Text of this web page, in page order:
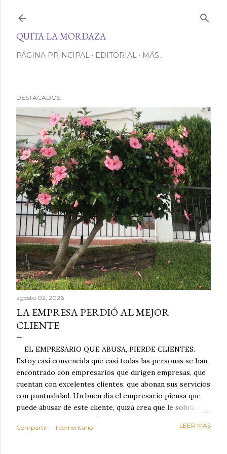
QUITA LA MORDAZA
PÁGINA PRINCIPAL EDITORIAL MÁS…
DESTACADOS
agosto 02, 2026
LA EMPRESA PERDIÓ AL MEJOR
CLIENTE
EL EMPRESARIO QUE ABUSA, PIERDE CLIENTES.
Estoy casi convencida que casi todas las personas se han
encontrado con empresarios que dirigen empresas, que
cuentan con excelentes clientes, que abonan sus servicios
con puntualidad. Un buen día el empresario piensa que
puede abusar de este cliente, quizá crea que le sobra el
dinero porque la mayoría de los otros pagan mal y
tarde y en ocasiones ni abonan los servicios. Cuando una
Compartir 1 comentario LEER MÁS